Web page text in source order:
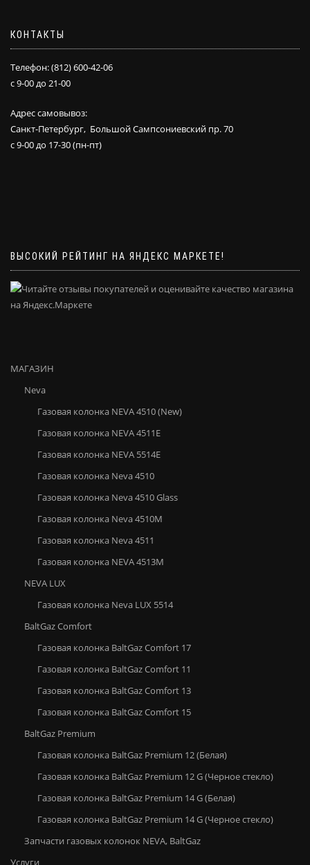
КОНТАКТЫ
Телефон: (812) 600-42-06
с 9-00 до 21-00
Адрес самовывоз:
Санкт-Петербург, Большой Сампсониевский пр. 70
с 9-00 до 17-30 (пн-пт)
ВЫСОКИЙ РЕЙТИНГ НА ЯНДЕКС МАРКЕТЕ!
МАГАЗИН
Neva
Газовая колонка NEVA 4510 (New)
Газовая колонка NEVA 4511E
Газовая колонка NEVA 5514E
Газовая колонка Neva 4510
Газовая колонка Neva 4510 Glass
Газовая колонка Neva 4510М
Газовая колонка Neva 4511
Газовая колонка NEVA 4513M
NEVA LUX
Газовая колонка Neva LUX 5514
BaltGaz Comfort
Газовая колонка BaltGaz Comfort 17
Газовая колонка BaltGaz Comfort 11
Газовая колонка BaltGaz Comfort 13
Газовая колонка BaltGaz Comfort 15
BaltGaz Premium
Газовая колонка BaltGaz Premium 12 (Белая)
Газовая колонка BaltGaz Premium 12 G (Черное стекло)
Газовая колонка BaltGaz Premium 14 G (Белая)
Газовая колонка BaltGaz Premium 14 G (Черное стекло)
Запчасти газовых колонок NEVA, BaltGaz
Услуги